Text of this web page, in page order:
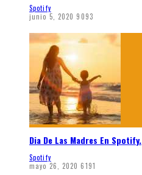
Spotify
junio 5, 2020 9093
Dia De Las Madres En Spotify.
Spotify
mayo 26, 2020 6191